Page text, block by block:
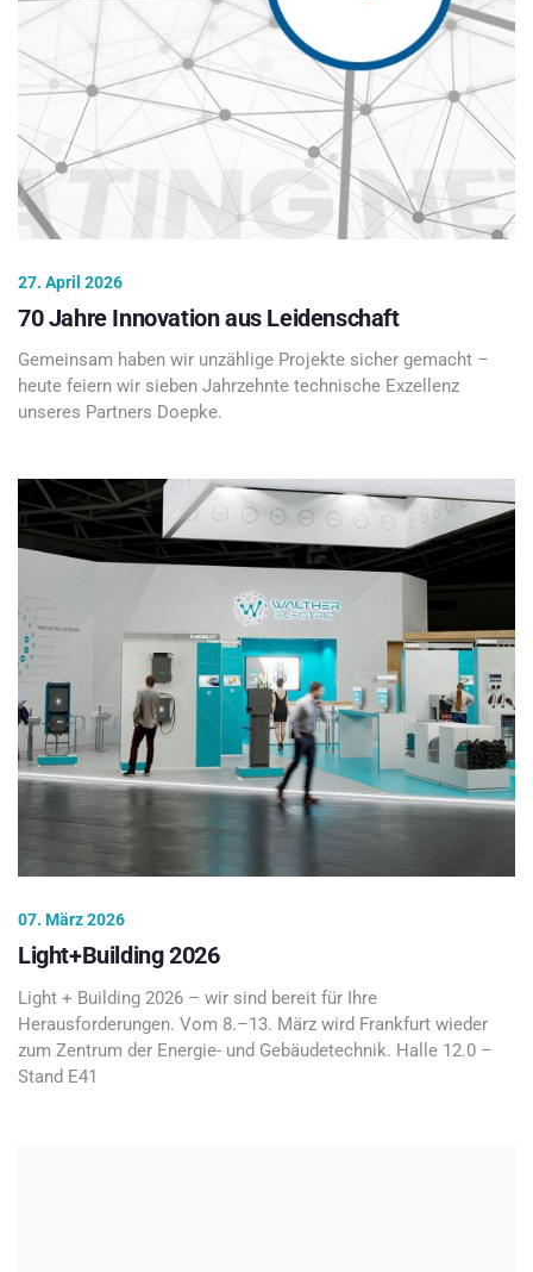
27. April 2026
70 Jahre Innovation aus Leidenschaft
Gemeinsam haben wir unzählige Projekte sicher gemacht –
heute feiern wir sieben Jahrzehnte technische Exzellenz
unseres Partners Doepke.
07. März 2026
Light+Building 2026
Light + Building 2026 – wir sind bereit für Ihre
Herausforderungen. Vom 8.–13. März wird Frankfurt wieder
zum Zentrum der Energie- und Gebäudetechnik. Halle 12.0 –
Stand E41